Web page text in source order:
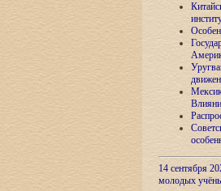
14 сентября
молодых